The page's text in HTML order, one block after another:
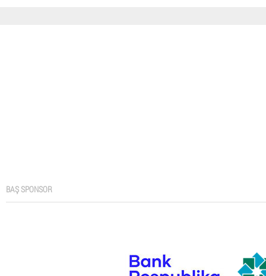
BAŞ SPONSOR